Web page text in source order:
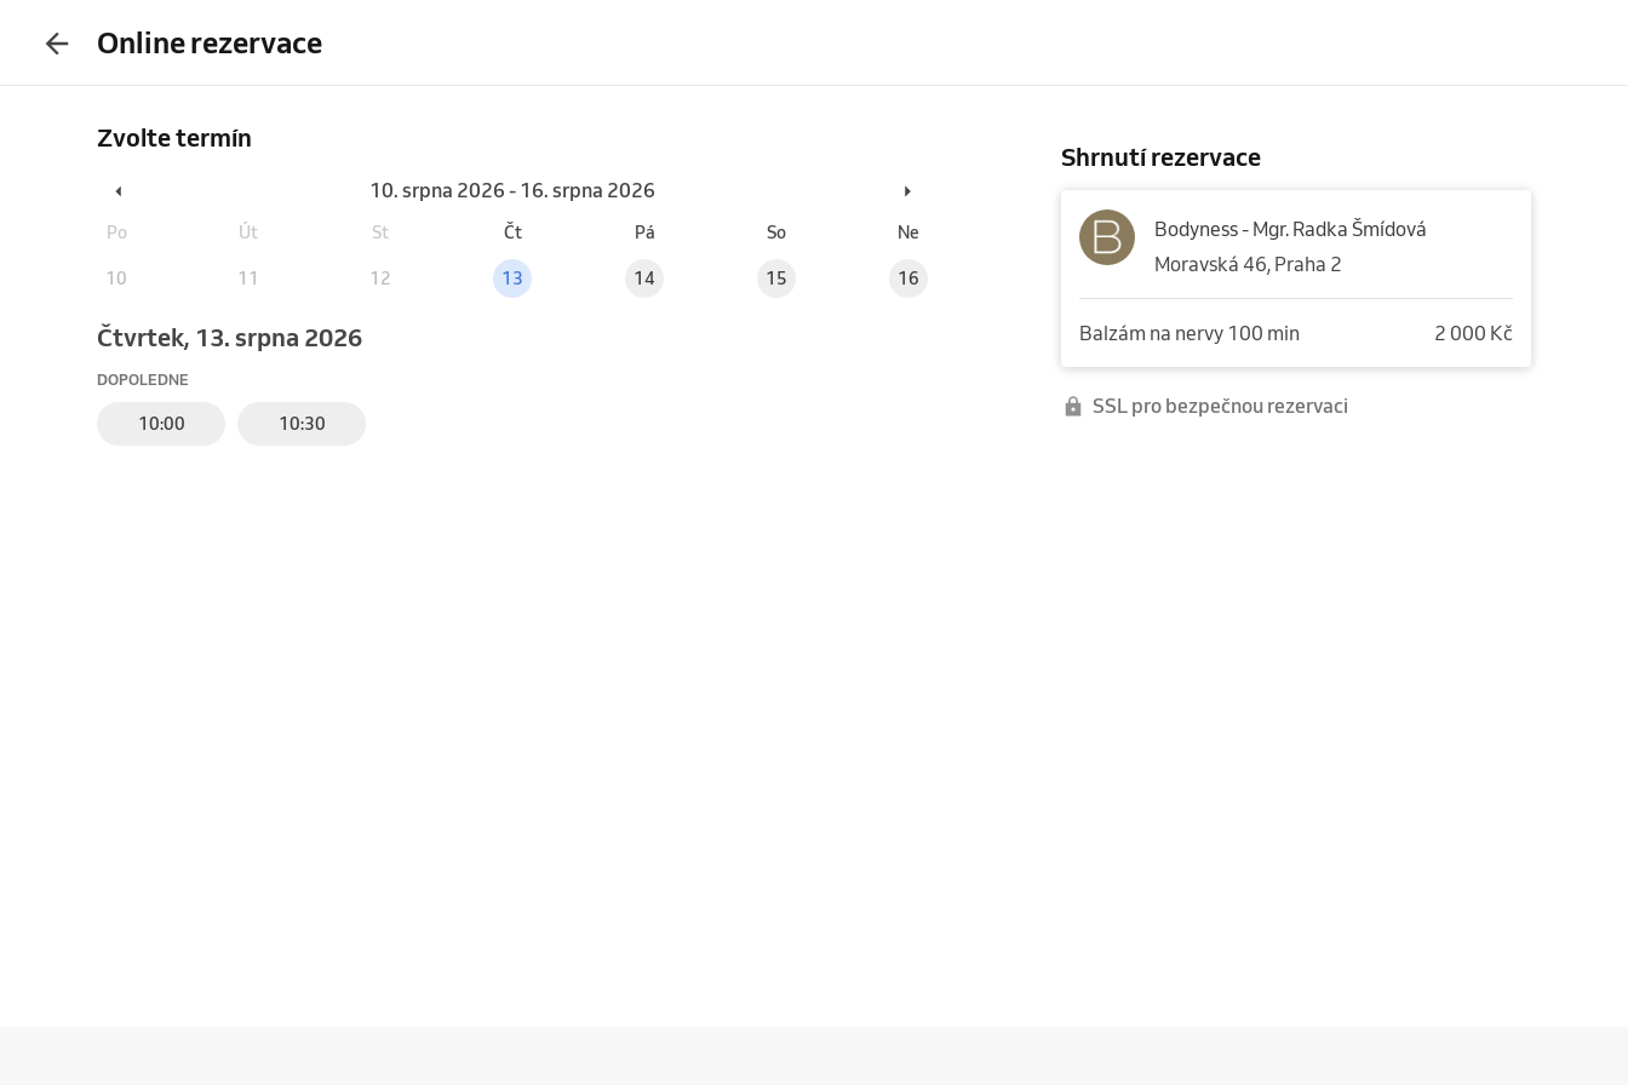
Online rezervace
Zvolte termín
10. srpna 2026 - 16. srpna 2026
Po Út St Čt Pá So Ne
10 11 12 13 14 15 16
čtvrtek, 13. srpna 2026
DOPOLEDNE
10:00 10:30
Shrnutí rezervace
Bodyness - Mgr. Radka Šmídová
Moravská 46, Praha 2
Balzám na nervy 100 min 2 000 Kč
SSL pro bezpečnou rezervaci